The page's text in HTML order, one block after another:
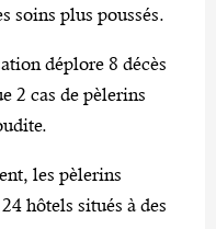
soins plus poussés.
déplore 8 décès
2 cas de pèlerins
les pèlerins
hôtels situés à des